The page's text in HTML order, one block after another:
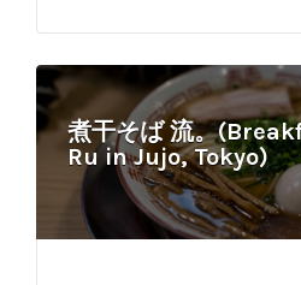
煮干そば 流。
Ru in Jujo, Tokyo)